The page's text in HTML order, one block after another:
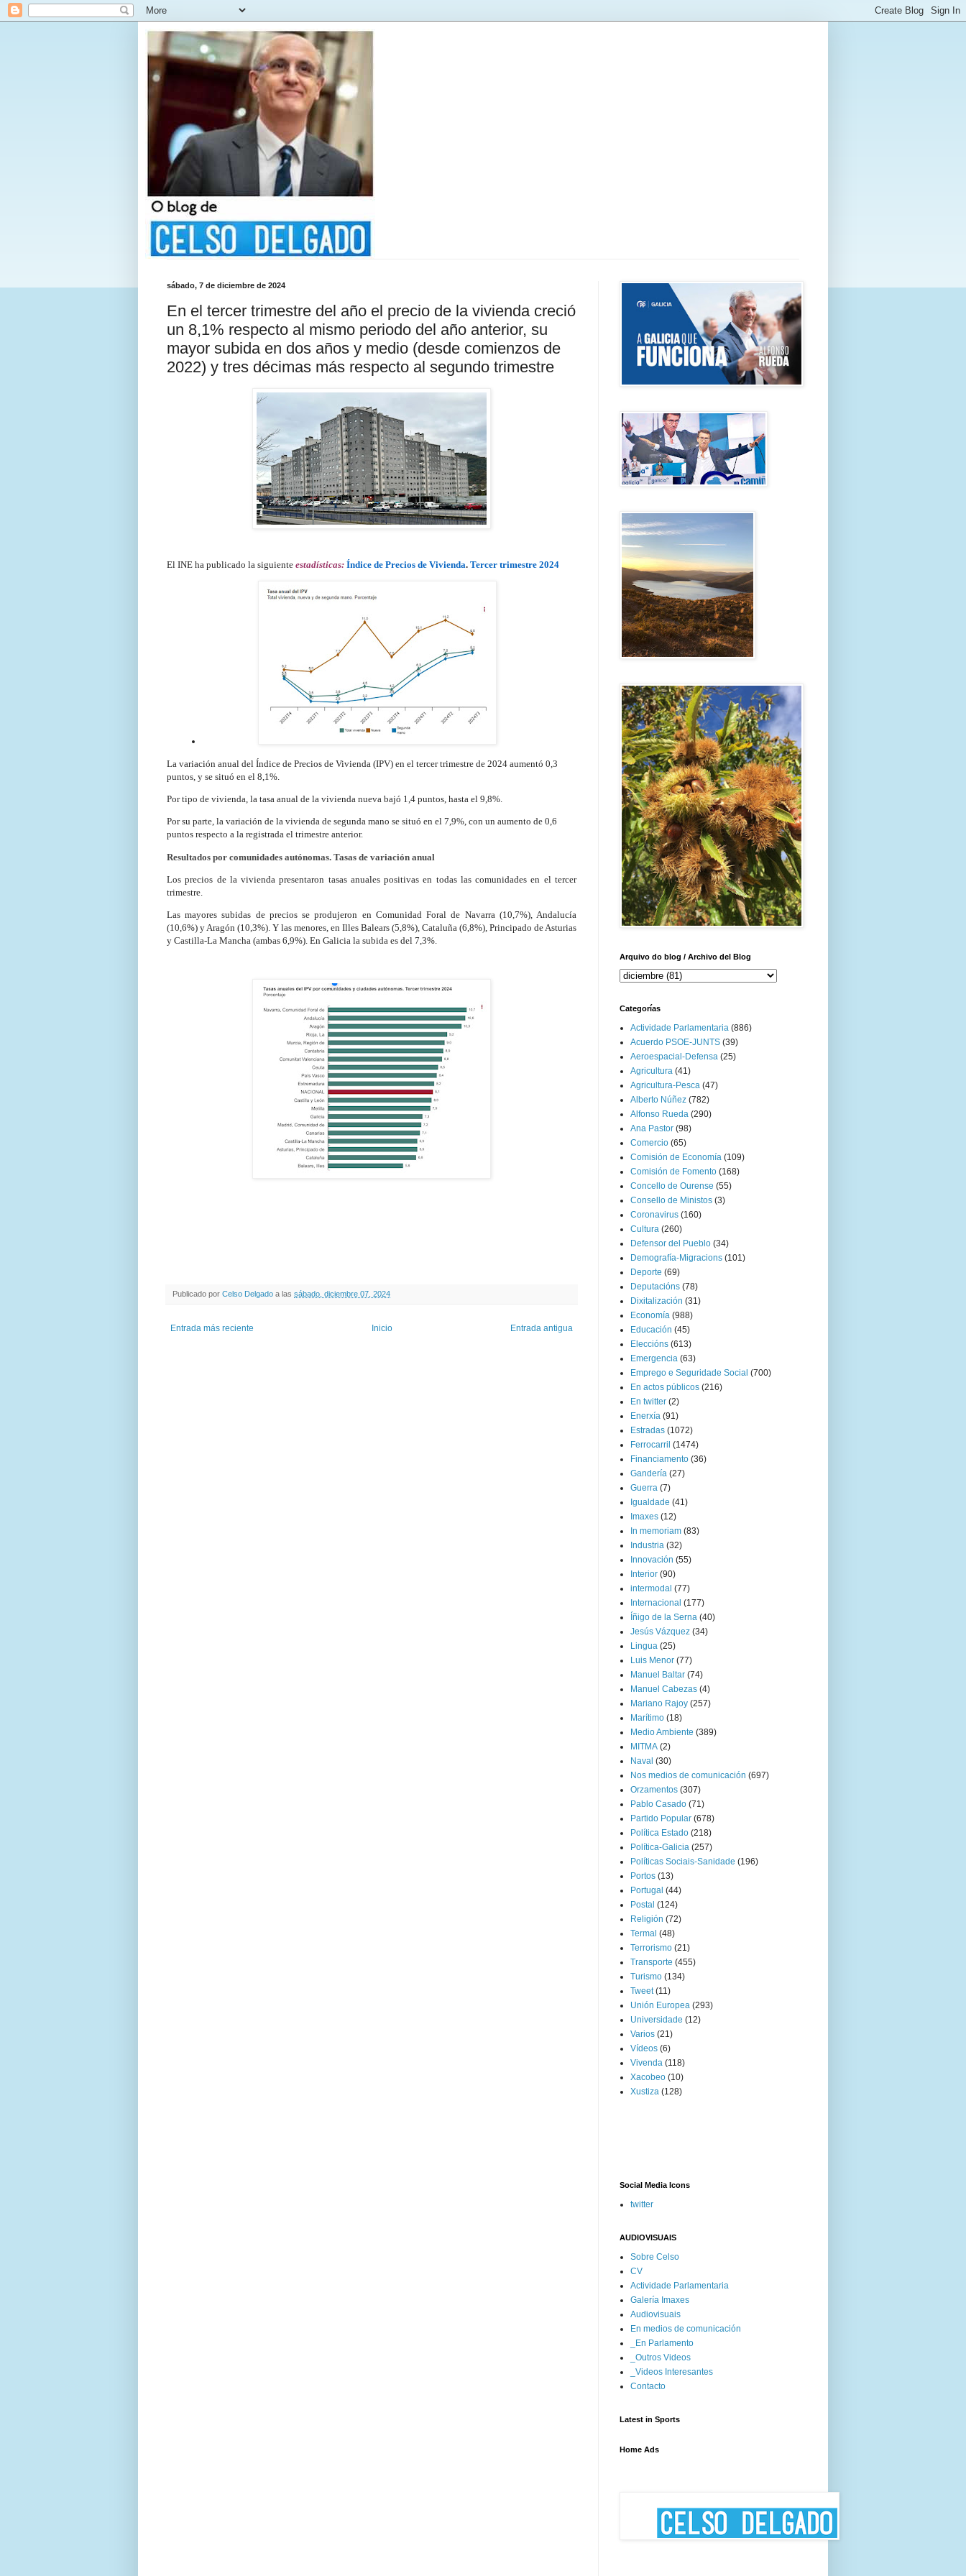
sábado, 7 de diciembre de 2024
En el tercer trimestre del año el precio de la vivienda creció
un 8,1% respecto al mismo periodo del año anterior, su
mayor subida en dos años y medio (desde comienzos de
2022) y tres décimas más respecto al segundo trimestre
El INE ha publicado la siguiente estadísticas: Índice de Precios de Vivienda. Tercer trimestre 2024
La variación anual del Índice de Precios de Vivienda (IPV) en el tercer trimestre de 2024 aumentó 0,3
puntos, y se situó en el 8,1%.
Por tipo de vivienda, la tasa anual de la vivienda nueva bajó 1,4 puntos, hasta el 9,8%.
Por su parte, la variación de la vivienda de segunda mano se situó en el 7,9%, con un aumento de 0,6
puntos respecto a la registrada el trimestre anterior.
Resultados por comunidades autónomas. Tasas de variación anual
Los precios de la vivienda presentaron tasas anuales positivas en todas las comunidades en el tercer
trimestre.
Las mayores subidas de precios se produjeron en Comunidad Foral de Navarra (10,7%), Andalucía
(10,6%) y Aragón (10,3%). Y las menores, en Illes Balears (5,8%), Cataluña (6,8%), Principado de Asturias
y Castilla-La Mancha (ambas 6,9%). En Galicia la subida es del 7,3%.
Publicado por Celso Delgado a las sábado, diciembre 07, 2024
Entrada más reciente Entrada antigua
Inicio
Arquivo do blog / Archivo del Blog
Categorías
Actividade Parlamentaria (886)
Acuerdo PSOE-JUNTS (39)
Aeroespacial-Defensa (25)
Agricultura (41)
Agricultura-Pesca (47)
Alberto Núñez (782)
Alfonso Rueda (290)
Ana Pastor (98)
Comercio (65)
Comisión de Economía (109)
Comisión de Fomento (168)
Concello de Ourense (55)
Consello de Ministos (3)
Coronavirus (160)
Cultura (260)
Defensor del Pueblo (34)
Demografía-Migracions (101)
Deporte (69)
Deputacións (78)
Dixitalización (31)
Economía (988)
Educación (45)
Eleccións (613)
Emergencia (63)
Emprego e Seguridade Social (700)
En actos públicos (216)
En twitter (2)
Enerxía (91)
Estradas (1072)
Ferrocarril (1474)
Financiamento (36)
Gandería (27)
Guerra (7)
Igualdade (41)
Imaxes (12)
In memoriam (83)
Industria (32)
Innovación (55)
Interior (90)
intermodal (77)
Internacional (177)
Íñigo de la Serna (40)
Jesús Vázquez (34)
Lingua (25)
Luis Menor (77)
Manuel Baltar (74)
Manuel Cabezas (4)
Mariano Rajoy (257)
Marítimo (18)
Medio Ambiente (389)
MITMA (2)
Naval (30)
Nos medios de comunicación (697)
Orzamentos (307)
Pablo Casado (71)
Partido Popular (678)
Política Estado (218)
Política-Galicia (257)
Políticas Sociais-Sanidade (196)
Portos (13)
Portugal (44)
Postal (124)
Religión (72)
Termal (48)
Terrorismo (21)
Transporte (455)
Turismo (134)
Tweet (11)
Unión Europea (293)
Universidade (12)
Varios (21)
Vídeos (6)
Vivenda (118)
Xacobeo (10)
Xustiza (128)
Social Media Icons
twitter
AUDIOVISUAIS
Sobre Celso
CV
Actividade Parlamentaria
Galería Imaxes
Audiovisuais
En medios de comunicación
_En Parlamento
_Outros Videos
_Videos Interesantes
Contacto
Latest in Sports
Home Ads